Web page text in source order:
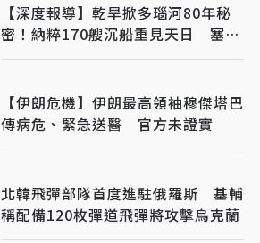
【深度報導】乾旱掀多瑙河80年秘
密！納粹170艘沉船重見天日 塞爾
維亞砸數億清障救航運命脈
【伊朗危機】伊朗最高領袖穆傑塔巴
傳病危、緊急送醫 官方未證實
北韓飛彈部隊首度進駐俄羅斯 基輔
稱配備120枚彈道飛彈將攻擊烏克蘭